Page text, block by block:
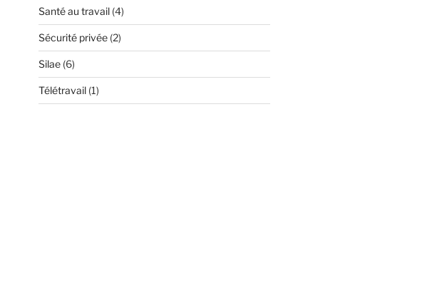
Santé au travail(4)
Sécurité privée(2)
Silae(6)
Télétravail(1)